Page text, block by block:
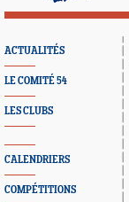
ACTUALITÉS
LE COMITÉ 54
LES CLUBS
CALENDRIERS
COMPÉTITIONS